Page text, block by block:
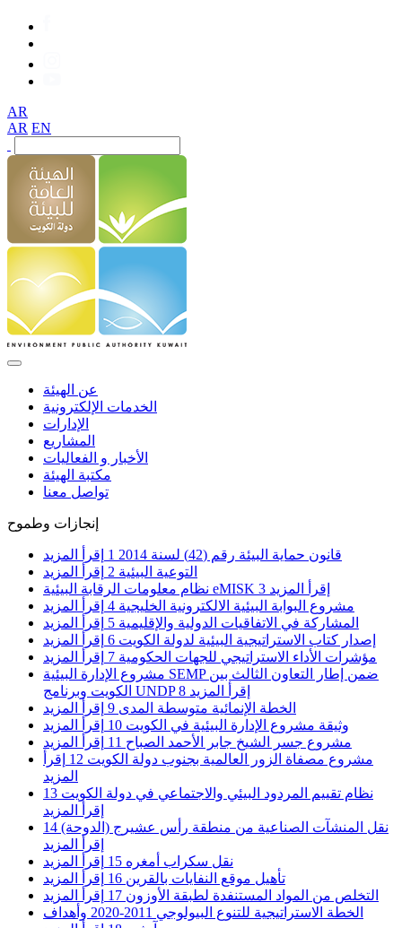
AR
AR EN
عن الهيئة
الخدمات الإلكترونية
الإدارات
المشاريع
الأخبار و الفعاليات
مكتبة الهيئة
تواصل معنا
إنجازات وطموح
قانون حماية البيئة رقم (42) لسنة 2014 1 إقرأ المزيد
التوعية البيئية 2 إقرأ المزيد
نظام معلومات الرقابة البيئية eMISK 3 إقرأ المزيد
مشروع البوابة البيئية الالكترونية الخليجية 4 إقرأ المزيد
المشاركة في الاتفاقيات الدولية والإقليمية 5 إقرأ المزيد
إصدار كتاب الاستراتيجية البيئية لدولة الكويت 6 إقرأ المزيد
مؤشرات الأداء الاستراتيجي للجهات الحكومية 7 إقرأ المزيد
مشروع الإدارة البيئية SEMP ضمن إطار التعاون الثالث بين
الكويت وبرنامج UNDP8 إقرأ المزيد
الخطة الإنمائية متوسطة المدى 9 إقرأ المزيد
وثيقة مشروع الإدارة البيئية في الكويت 10 إقرأ المزيد
مشروع جسر الشيخ جابر الأحمد الصباح 11 إقرأ المزيد
مشروع مصفاة الزور العالمية بجنوب دولة الكويت 12 إقرأ
المزيد
نظام تقييم المردود البيئي والاجتماعي في دولة الكويت 13
إقرأ المزيد
نقل المنشآت الصناعية من منطقة رأس عشيرج (الدوحة) 14
إقرأ المزيد
نقل سكراب أمغره 15 إقرأ المزيد
تأهيل موقع النفايات بالقرين 16 إقرأ المزيد
التخلص من المواد المستنفدة لطبقة الأوزون 17 إقرأ المزيد
الخطة الاستراتيجية للتنوع البيولوجي 2011-2020 وأهداف